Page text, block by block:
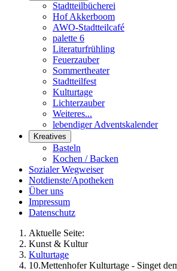
Stadtteilbücherei
Hof Akkerboom
AWO-Stadtteilcafé
palette 6
Literaturfrühling
Feuerzauber
Sommertheater
Stadtteilfest
Kulturtage
Lichterzauber
Weiteres...
lebendiger Adventskalender
Kreatives
Basteln
Kochen / Backen
Sozialer Wegweiser
Notdienste/Apotheken
Über uns
Impressum
Datenschutz
Aktuelle Seite:
Kunst & Kultur
Kulturtage
10.Mettenhofer Kulturtage - Singet